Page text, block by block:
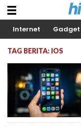
Internet Gadget
TAG BERITA: IOS